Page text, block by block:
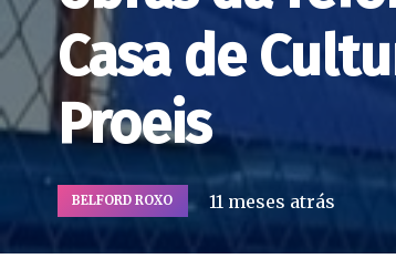
Casa de
Proeis
BELFORD ROXO 11 meses atrás